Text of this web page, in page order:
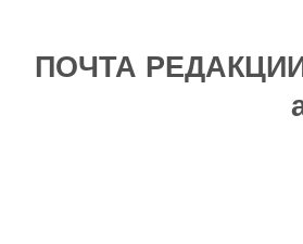
ПОЧТА РЕДАКЦИИ